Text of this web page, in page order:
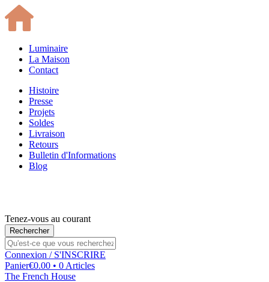
Luminaire
La Maison
Contact
Histoire
Presse
Projets
Soldes
Livraison
Retours
Bulletin d'Informations
Blog
Tenez-vous au courant
Connexion / S'INSCRIRE
Panier€0.00 • 0 Articles
The French House